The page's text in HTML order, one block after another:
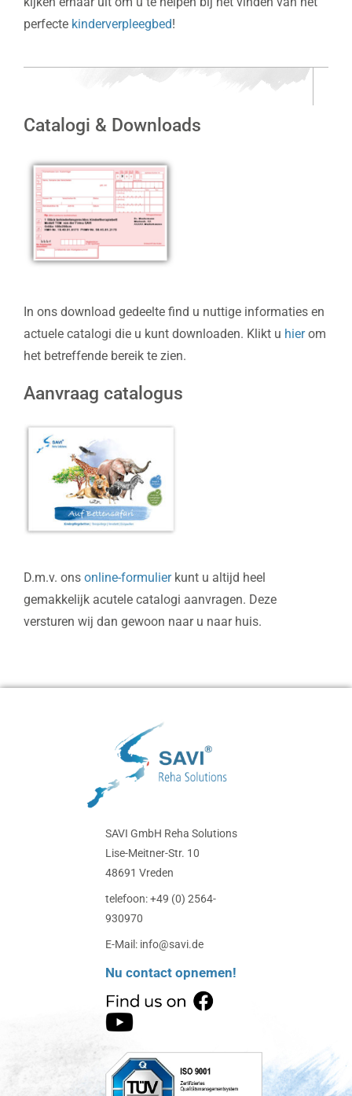
perfecte kinderverpleegbed!
Catalogi & Downloads
In ons download gedeelte find u nuttige informaties en
actuele catalogi die u kunt downloaden. Klikt u hierom
het betreffende bereik te zien.
Aanvraag catalogus
D.m.v. ons online-formulierkunt u altijd heel
gemakkelijk acutele catalogi aanvragen. Deze
versturen wij dan gewoon naar u naar huis.
SAVI GmbH Reha Solutions
Lise-Meitner-Str. 10
48691 Vreden
telefoon: +49 (0) 2564-
930970
E-Mail: info@savi.de
Nu contact opnemen!